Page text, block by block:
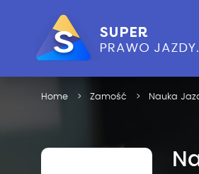
Home Zamość Nauka